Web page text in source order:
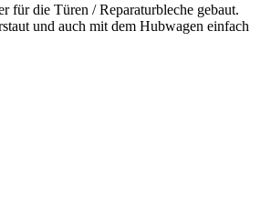
für die Türen / Reparaturbleche gebaut.
und auch mit dem Hubwagen einfach